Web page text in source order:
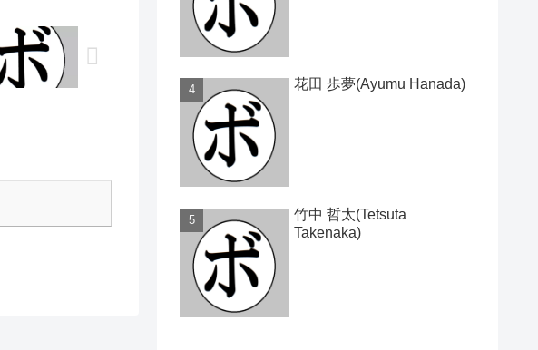
花田 歩夢(Ayumu Hanada)
竹中 哲太(Tetsuta
Takenaka)